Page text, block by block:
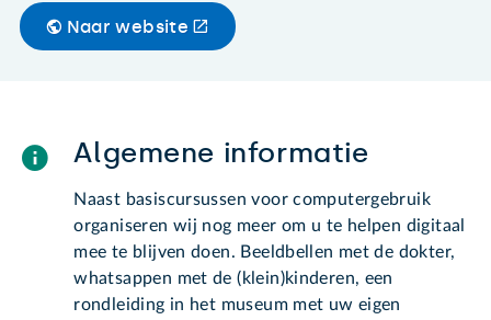
Naar website
Algemene informatie
Naast basiscursussen voor computergebruik
organiseren wij nog meer om u te helpen digitaal
mee te blijven doen. Beeldbellen met de dokter,
whatsappen met de (klein)kinderen, een
rondleiding in het museum met uw eigen